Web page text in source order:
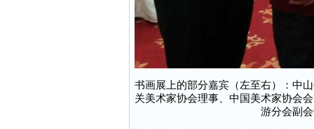
书画展上的部分嘉宾（左至右）：中
关美术家协会理事、中国美术家协会
游分会副